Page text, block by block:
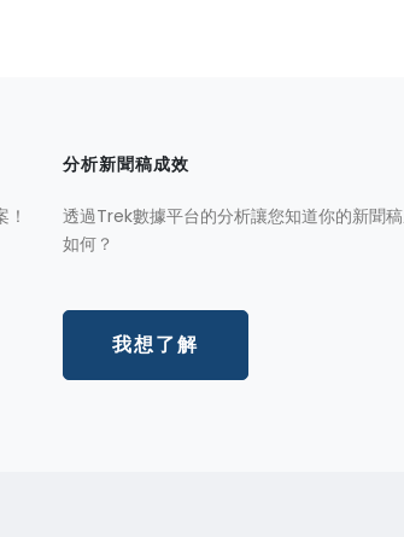
分析新聞稿成效
透過Trek數據平台的分析讓您知道你的新聞
如何？
我想了解